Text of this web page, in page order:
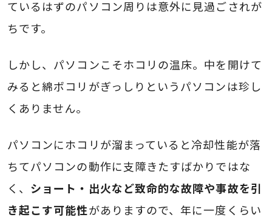
ているはずのパソコン周りは意外に見過ごされが
ちです。
しかし、パソコンこそホコリの温床。中を開けて
みると綿ボコリがぎっしりというパソコンは珍し
くありません。
パソコンにホコリが溜まっていると冷却性能が落
ちてパソコンの動作に支障きたすばかりではな
く、 ショート・出火など致命的な故障や事故を引
き起こす可能性がありますので、年に一度くらい